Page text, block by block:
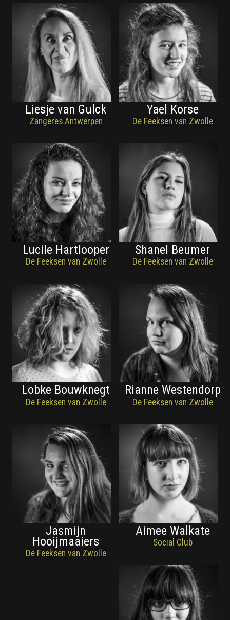
Liesje van Gulck
Zangeres Antwerpen
Yael Korse
De Feeksen van Zwolle
Lucile Hartlooper
De Feeksen van Zwolle
Shanel Beumer
De Feeksen van Zwolle
Lobke Bouwknegt
De Feeksen van Zwolle
Rianne Westendorp
De Feeksen van Zwolle
Jasmijn
Hooijmaaiers
De Feeksen van Zwolle
Aimee Walkate
Social Club